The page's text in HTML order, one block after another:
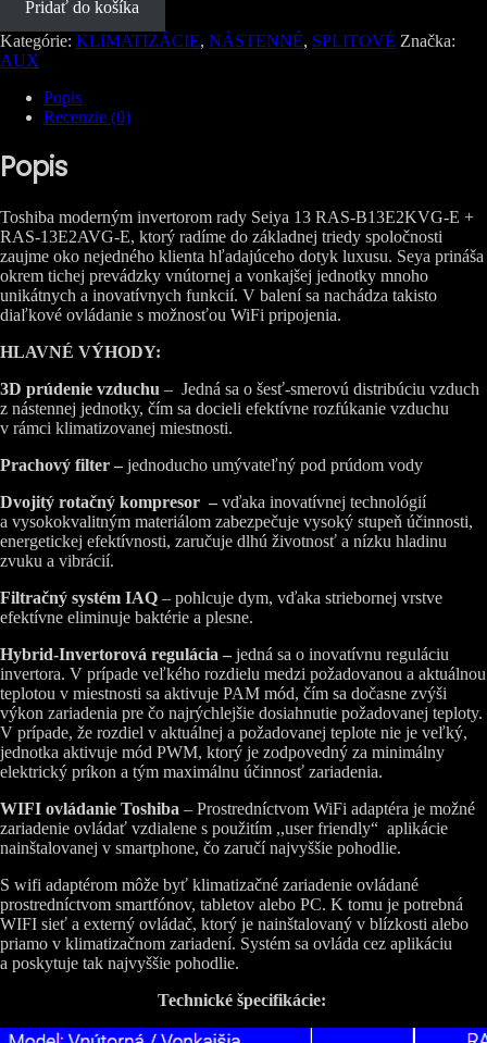
nová
Toshiba
Seiya
13
B13E2KVG-
RAS-
13E2AVG-
3,3kW/3,6kW
Pridať do košíka
Kategórie: KLIMATIZÁCIE, NÁSTENNÉ, SPLITOVÉ Značka:
AUX
Popis
Recenzie (0)
Popis
Toshiba moderným invertorom rady Seiya 13 RAS-B13E2KVG-E +
RAS-13E2AVG-E, ktorý radíme do základnej triedy spoločnosti
zaujme oko nejedného klienta hľadajúceho dotyk luxusu. Seya prináša
okrem tichej prevádzky vnútornej a vonkajšej jednotky mnoho
unikátnych a inovatívnych funkcií. V balení sa nachádza takisto
diaľkové ovládanie s možnosťou WiFi pripojenia.
HLAVNÉ VÝHODY:
3D prúdenie vzduchu – Jedná sa o šesť-smerovú distribúciu vzduch
z nástennej jednotky, čím sa docieli efektívne rozfúkanie vzduchu
v rámci klimatizovanej miestnosti.
Prachový filter – jednoducho umývateľný pod prúdom vody
Dvojitý rotačný kompresor – vďaka inovatívnej technológií
a vysokokvalitným materiálom zabezpečuje vysoký stupeň účinnosti,
energetickej efektívnosti, zaručuje dlhú životnosť a nízku hladinu
zvuku a vibrácií.
Filtračný systém IAQ – pohlcuje dym, vďaka striebornej vrstve
efektívne eliminuje baktérie a plesne.
Hybrid-Invertorová regulácia – jedná sa o inovatívnu reguláciu
invertora. V prípade veľkého rozdielu medzi požadovanou a aktuálnou
teplotou v miestnosti sa aktivuje PAM mód, čím sa dočasne zvýši
výkon zariadenia pre čo najrýchlejšie dosiahnutie požadovanej teploty.
V prípade, že rozdiel v aktuálnej a požadovanej teplote nie je veľký,
jednotka aktivuje mód PWM, ktorý je zodpovedný za minimálny
elektrický príkon a tým maximálnu účinnosť zariadenia.
WIFI ovládanie Toshiba – Prostredníctvom WiFi adaptéra je možné
zariadenie ovládať vzdialene s použitím ,,user friendly“ aplikácie
nainštalovanej v smartphone, čo zaručí najvyššie pohodlie.
S wifi adaptérom môže byť klimatizačné zariadenie ovládané
prostredníctvom smartfónov, tabletov alebo PC. K tomu je potrebná
WIFI sieť a externý ovládač, ktorý je nainštalovaný v blízkosti alebo
priamo v klimatizačnom zariadení. Systém sa ovláda cez aplikáciu
a poskytuje tak najvyššie pohodlie.
Technické špecifikácie: